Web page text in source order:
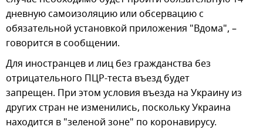
дневную самоизоляцию или обсервацию с
обязательной установкой приложения "Вдома", –
говорится в сообщении.
Для иностранцев и лиц без гражданства без
отрицательного ПЦР-теста въезд будет
запрещен. При этом условия въезда на Украину из
других стран не изменились, поскольку Украина
находится в "зеленой зоне" по коронавирусу.